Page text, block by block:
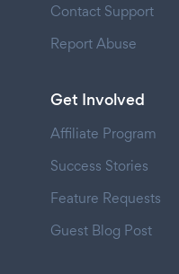
Contact Support
Report Abuse
Get Involved
Affiliate Program
Success Stories
Feature Requests
Guest Blog Post